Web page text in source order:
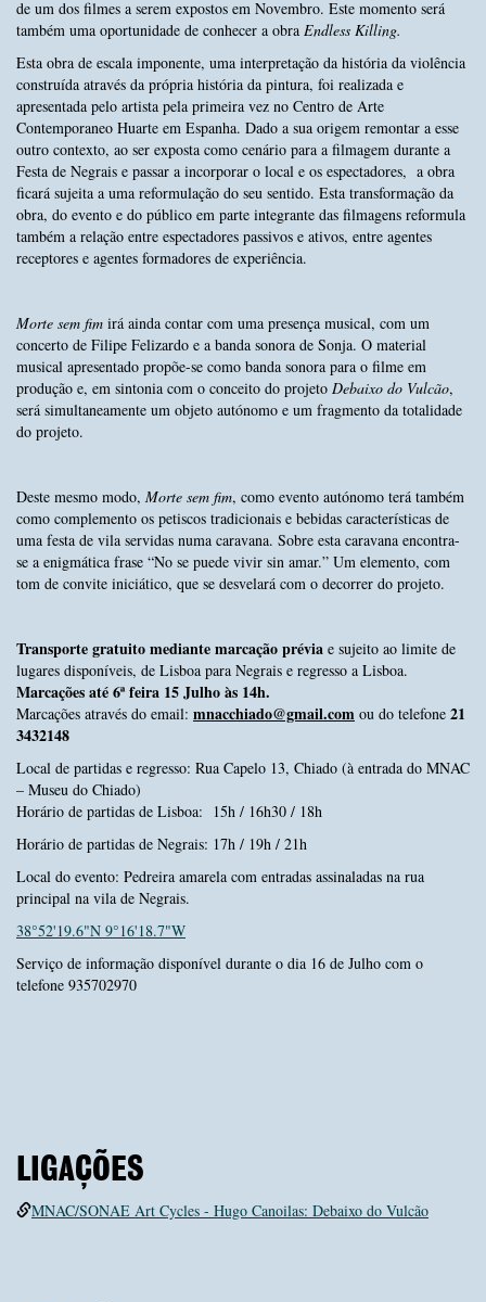
de um dos filmes a serem expostos em Novembro. Este momento será
também uma oportunidade de conhecer a obra Endless Killing.
Esta obra de escala imponente, uma interpretação da história da violência
construída através da própria história da pintura, foi realizada e
apresentada pelo artista pela primeira vez no Centro de Arte
Contemporaneo Huarte em Espanha. Dado a sua origem remontar a esse
outro contexto, ao ser exposta como cenário para a filmagem durante a
Festa de Negrais e passar a incorporar o local e os espectadores, a obra
ficará sujeita a uma reformulação do seu sentido. Esta transformação da
obra, do evento e do público em parte integrante das filmagens reformula
também a relação entre espectadores passivos e ativos, entre agentes
receptores e agentes formadores de experiência.
Morte sem fim irá ainda contar com uma presença musical, com um
concerto de Filipe Felizardo e a banda sonora de Sonja. O material
musical apresentado propõe-se como banda sonora para o filme em
produção e, em sintonia com o conceito do projeto Debaixo do Vulcão,
será simultaneamente um objeto autónomo e um fragmento da totalidade
do projeto.
Deste mesmo modo, Morte sem fim, como evento autónomo terá também
como complemento os petiscos tradicionais e bebidas características de
uma festa de vila servidas numa caravana. Sobre esta caravana encontra-
se a enigmática frase “No se puede vivir sin amar.” Um elemento, com
tom de convite iniciático, que se desvelará com o decorrer do projeto.
Transporte gratuito mediante marcação prévia e sujeito ao limite de
lugares disponíveis, de Lisboa para Negrais e regresso a Lisboa.
Marcações até 6ª feira 15 Julho às 14h.
Marcações através do email: mnacchiado@gmail.com ou do telefone 21
3432148
Local de partidas e regresso: Rua Capelo 13, Chiado (à entrada do MNAC
– Museu do Chiado)
Horário de partidas de Lisboa: 15h / 16h30 / 18h
Horário de partidas de Negrais: 17h / 19h / 21h
Local do evento: Pedreira amarela com entradas assinaladas na rua
principal na vila de Negrais.
38°52'19.6"N 9°16'18.7"W
Serviço de informação disponível durante o dia 16 de Julho com o
telefone 935702970
LIGAÇÕES
MNAC/SONAE Art Cycles - Hugo Canoilas: Debaixo do Vulcão